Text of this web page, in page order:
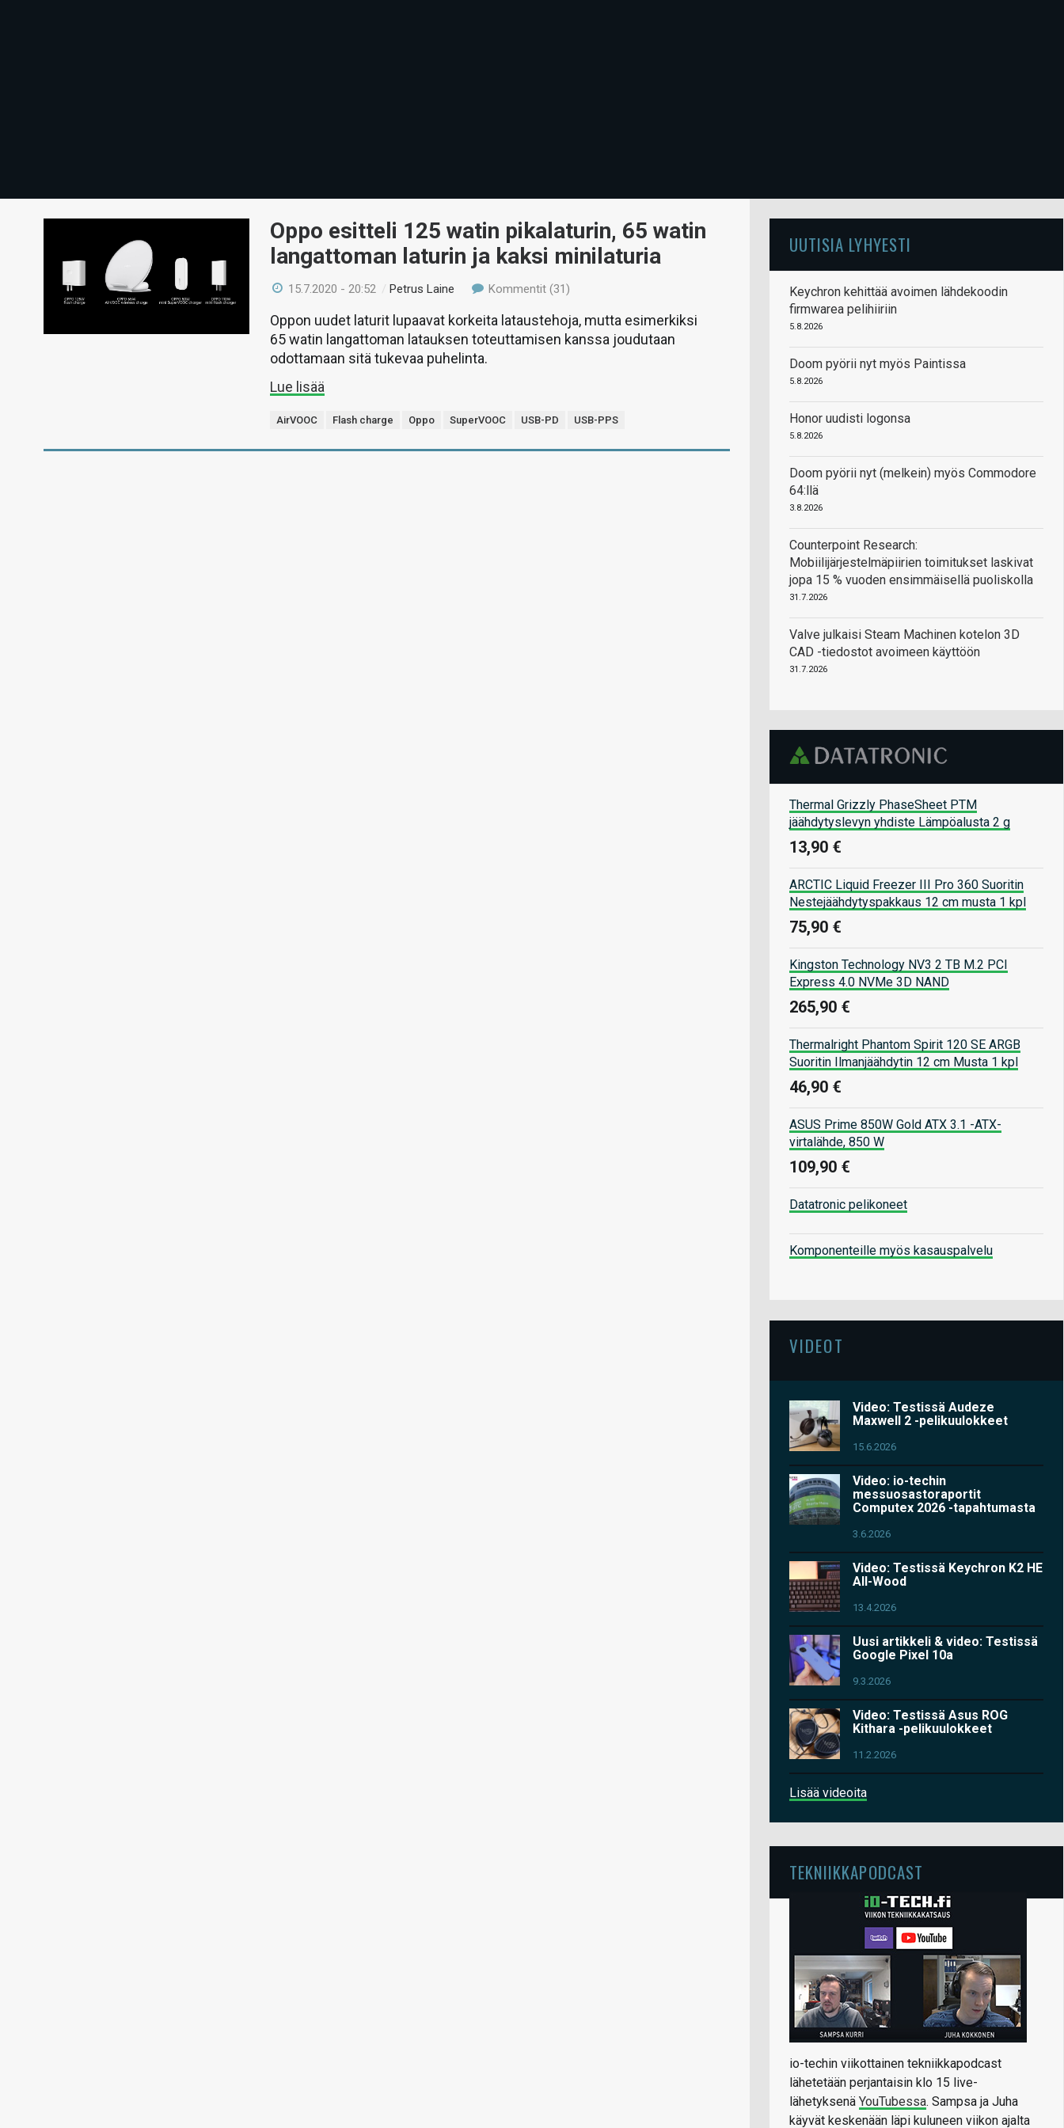
Oppo esitteli 125 watin pikalaturin, 65 watin
langattoman laturin ja kaksi minilaturia
15.7.2020 - 20:52 /Petrus Laine Kommentit (31)
Oppon uudet laturit lupaavat korkeita lataustehoja, mutta esimerkiksi
65 watin langattoman latauksen toteuttamisen kanssa joudutaan
odottamaan sitä tukevaa puhelinta.
Lue lisää
AirVOOC Flash charge Oppo SuperVOOC USB-PD USB-PPS
UUTISIA LYHYESTI
Keychron kehittää avoimen lähdekoodin
firmwarea pelihiiriin
5.8.2026
Doom pyörii nyt myös Paintissa
5.8.2026
Honor uudisti logonsa
5.8.2026
Doom pyörii nyt (melkein) myös Commodore
64:llä
3.8.2026
Counterpoint Research:
Mobiilijärjestelmäpiirien toimitukset laskivat
jopa 15 % vuoden ensimmäisellä puoliskolla
31.7.2026
Valve julkaisi Steam Machinen kotelon 3D
CAD -tiedostot avoimeen käyttöön
31.7.2026
Thermal Grizzly PhaseSheet PTM
jäähdytyslevyn yhdiste Lämpöalusta 2 g
13,90 €
ARCTIC Liquid Freezer III Pro 360 Suoritin
Nestejäähdytyspakkaus 12 cm musta 1 kpl
75,90 €
Kingston Technology NV3 2 TB M.2 PCI
Express 4.0 NVMe 3D NAND
265,90 €
Thermalright Phantom Spirit 120 SE ARGB
Suoritin Ilmanjäähdytin 12 cm Musta 1 kpl
46,90 €
ASUS Prime 850W Gold ATX 3.1 -ATX-
virtalähde, 850 W
109,90 €
Datatronic pelikoneet
Komponenteille myös kasauspalvelu
VIDEOT
Video: Testissä Audeze
Maxwell 2 -pelikuulokkeet
15.6.2026
Video: io-techin
messuosastoraportit
Computex 2026 -tapahtumasta
3.6.2026
Video: Testissä Keychron K2 HE
All-Wood
13.4.2026
Uusi artikkeli & video: Testissä
Google Pixel 10a
9.3.2026
Video: Testissä Asus ROG
Kithara -pelikuulokkeet
11.2.2026
Lisää videoita
TEKNIIKKAPODCAST
io-techin viikottainen tekniikkapodcast
lähetetään perjantaisin klo 15 live-
lähetyksenä YouTubessa. Sampsa ja Juha
käyvät keskenään läpi kuluneen viikon ajalta